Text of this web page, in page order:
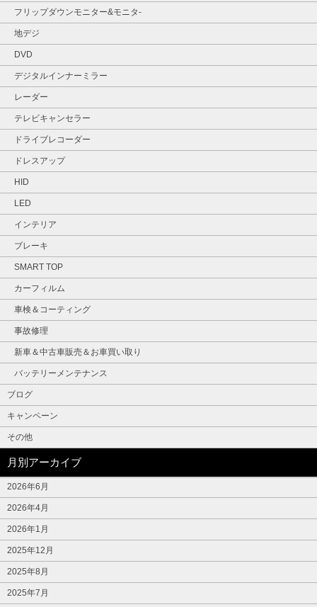
フリップダウンモニター&モニタ‐
地デジ
DVD
デジタルインナーミラー
レーダー
テレビキャンセラー
ドライブレコーダー
ドレスアップ
HID
LED
インテリア
ブレーキ
SMART TOP
カーフィルム
車検＆コーティング
事故修理
新車＆中古車販売＆お車買い取り
バッテリーメンテナンス
ブログ
キャンペーン
その他
月別アーカイブ
2026年6月
2026年4月
2026年1月
2025年12月
2025年8月
2025年7月